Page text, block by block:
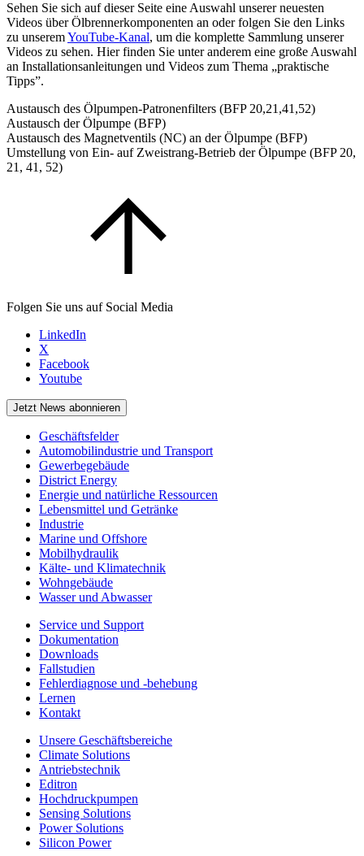
Sehen Sie sich auf dieser Seite eine Auswahl unserer neuesten
Videos über Ölbrennerkomponenten an oder folgen Sie den Links
zu unseremYouTube-Kanal, um die komplette Sammlung unserer
Videos zu sehen. Hier finden Sie unter anderem eine große Auswahl
an Installationsanleitungen und Videos zum Thema „praktische
Tipps”.
Austausch des Ölpumpen-Patronenfilters (BFP 20,21,41,52)
Austausch der Ölpumpe (BFP)
Austausch des Magnetventils (NC) an der Ölpumpe (BFP)
Umstellung von Ein- auf Zweistrang-Betrieb der Ölpumpe (BFP 20,
21, 41, 52)
Folgen Sie uns auf Social Media
LinkedIn
X
Facebook
Youtube
Jetzt News abonnieren
Geschäftsfelder
Automobilindustrie und Transport
Gewerbegebäude
District Energy
Energie und natürliche Ressourcen
Lebensmittel und Getränke
Industrie
Marine und Offshore
Mobilhydraulik
Kälte- und Klimatechnik
Wohngebäude
Wasser und Abwasser
Service und Support
Dokumentation
Downloads
Fallstudien
Fehlerdiagnose und -behebung
Lernen
Kontakt
Unsere Geschäftsbereiche
Climate Solutions
Antriebstechnik
Editron
Hochdruckpumpen
Sensing Solutions
Power Solutions
Silicon Power